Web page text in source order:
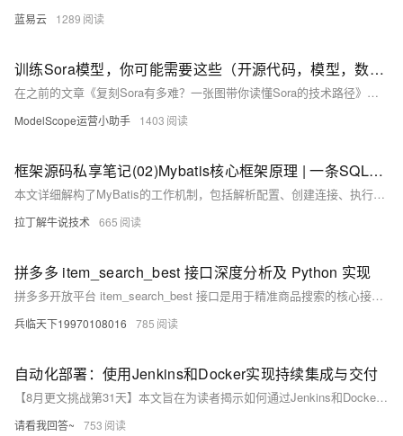
蓝易云 1289
训练Sora模型，你可能需要这些（开源代码，模型，数据集及算力评估）
在之前的文章《复刻Sora有多难？一张图带你读懂Sora的技术路径》，《一文看Sora技术推演》我们总结了Sora模型上用到的一些核心技术和论文，今天这篇文章我们将整理和总结现有的一些开源代码、模型、数据集，以及初步训练的算力评估，希望可以帮助到国内的创业公司和个人开发者展开更深的研究。
ModelScope运营小助手 1403
框架源码私享笔记(02)Mybatis核心框架原理 | 一条SQL透析核心组件功能特性
本文详细解构了MyBatis的工作机制，包括解析配置、创建连接、执行SQL、结果封装和关闭连接等步骤。文章还介绍了MyBatis的五大核心功能特性：支持动态SQL、缓存机制（一级和二级缓存）、插件扩展、延迟加载和SQL注解，帮助读者深入了解其高效灵活的设计理念。
拉丁解牛说技术 665
拼多多 item_search_best 接口深度分析及 Python 实现
拼多多开放平台 item_search_best 接口是用于精准商品搜索的核心接口，按商品销量、价格、评分及商家资质等多维度排序，适用于爆款挖掘、竞品分析与市场监控。本文详解其接口特性、参数配置、签名生成逻辑、返回结构及 Python 实现方案。
兵临天下19970108016 785
自动化部署：使用Jenkins和Docker实现持续集成与交付
【8月更文挑战第31天】本文旨在为读者揭示如何通过Jenkins和Docker实现自动化部署，从而加速软件开发流程。我们将从基础概念讲起，逐步深入到实际操作，确保即使是初学者也能跟上步伐。文章将提供详细的步骤说明和代码示例，帮助读者理解并应用这些工具来优化他们的工作流程。
请看我回答~ 753